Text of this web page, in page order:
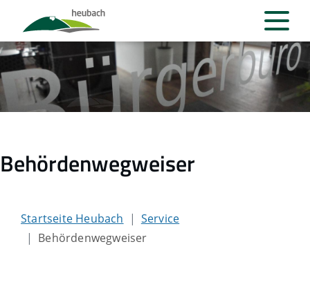
Behördenwegweiser
Startseite Heubach
Service
Behördenwegweiser